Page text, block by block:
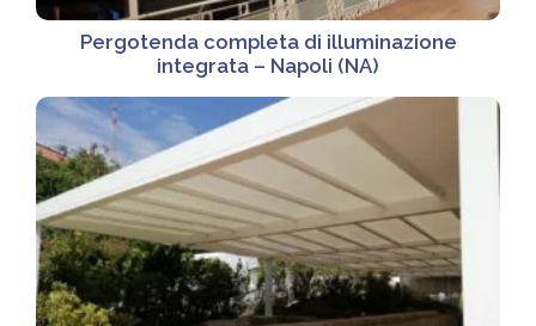
Pergotenda completa di illuminazione
integrata – Napoli (NA)